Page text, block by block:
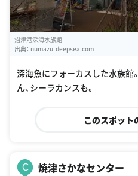
沼津港深海水族館
出典： numazu-deepsea.com
深海魚にフォーカスした水族館
ん、シーラカンスも。
このスポット
C 焼津さかなセンター